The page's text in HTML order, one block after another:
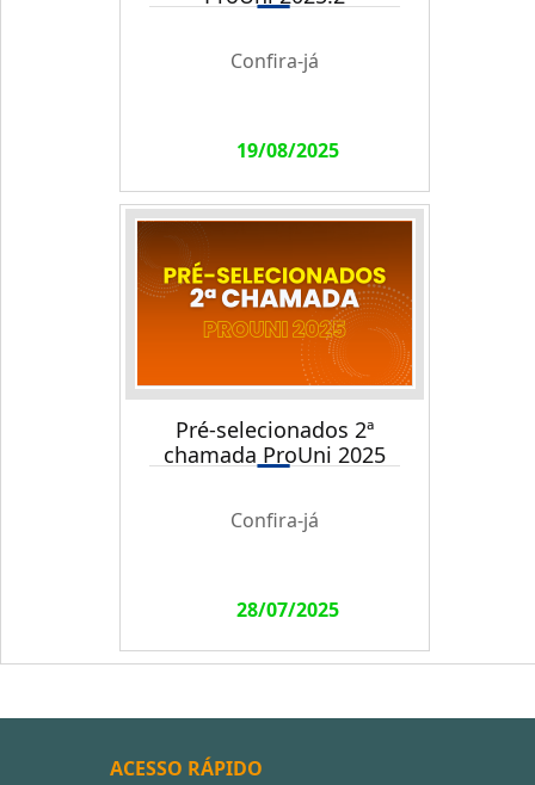
Confira-já
19/08/2025
Pré-selecionados 2ª
chamada ProUni 2025
Confira-já
28/07/2025
ACESSO RÁPIDO